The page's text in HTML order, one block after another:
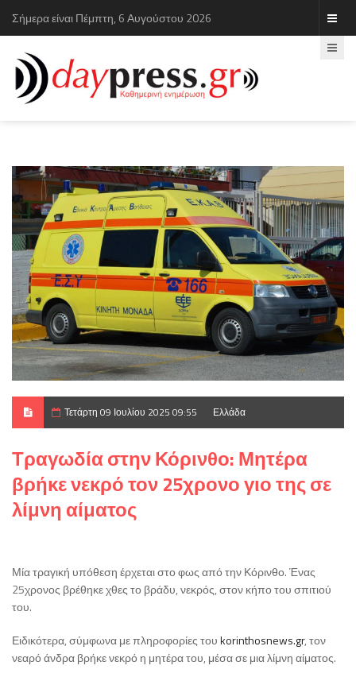
Σήμερα είναι Πέμπτη, 6 Αυγούστου 2026
Τετάρτη 09 Ιουλίου 2025 09:55 Ελλάδα
Τραγωδία στην Κόρινθο: Μητέρα
βρήκε νεκρό τον 25χρονο γιο της σε
λίμνη αίματος
Μία τραγική υπόθεση έρχεται στο φως από την Κόρινθο. Ένας
25χρονος βρέθηκε χθες το βράδυ, νεκρός, στον κήπο του σπιτιού
του.
Ειδικότερα, σύμφωνα με πληροφορίες τουkorinthosnews.gr, τον
νεαρό άνδρα βρήκε νεκρό η μητέρα του, μέσα σε μια λίμνη αίματος.